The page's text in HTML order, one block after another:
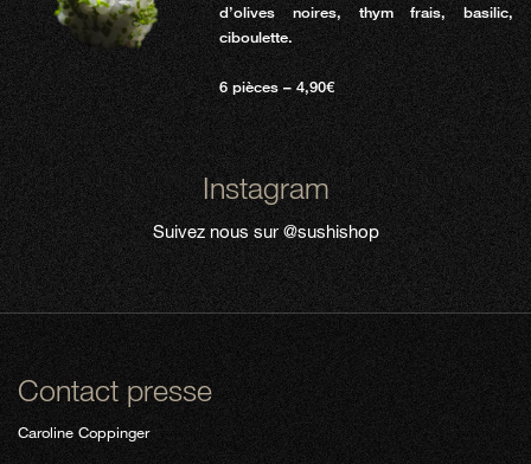
d’olives noires, thym frais, basilic,
ciboulette.
6 pièces – 4,90€
Instagram
Suivez nous sur@sushishop
Contact presse
Caroline Coppinger